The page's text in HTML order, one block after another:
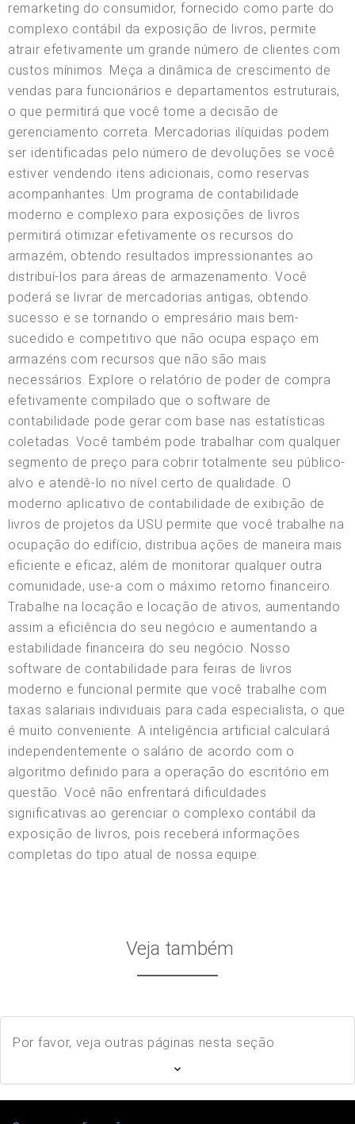
remarketing do consumidor, fornecido como parte do
complexo contábil da exposição de livros, permite
atrair efetivamente um grande número de clientes com
custos mínimos. Meça a dinâmica de crescimento de
vendas para funcionários e departamentos estruturais,
o que permitirá que você tome a decisão de
gerenciamento correta. Mercadorias ilíquidas podem
ser identificadas pelo número de devoluções se você
estiver vendendo itens adicionais, como reservas
acompanhantes. Um programa de contabilidade
moderno e complexo para exposições de livros
permitirá otimizar efetivamente os recursos do
armazém, obtendo resultados impressionantes ao
distribuí-los para áreas de armazenamento. Você
poderá se livrar de mercadorias antigas, obtendo
sucesso e se tornando o empresário mais bem-
sucedido e competitivo que não ocupa espaço em
armazéns com recursos que não são mais
necessários. Explore o relatório de poder de compra
efetivamente compilado que o software de
contabilidade pode gerar com base nas estatísticas
coletadas. Você também pode trabalhar com qualquer
segmento de preço para cobrir totalmente seu público-
alvo e atendê-lo no nível certo de qualidade. O
moderno aplicativo de contabilidade de exibição de
livros de projetos da USU permite que você trabalhe na
ocupação do edifício, distribua ações de maneira mais
eficiente e eficaz, além de monitorar qualquer outra
comunidade, use-a com o máximo retorno financeiro.
Trabalhe na locação e locação de ativos, aumentando
assim a eficiência do seu negócio e aumentando a
estabilidade financeira do seu negócio. Nosso
software de contabilidade para feiras de livros
moderno e funcional permite que você trabalhe com
taxas salariais individuais para cada especialista, o que
é muito conveniente. A inteligência artificial calculará
independentemente o salário de acordo com o
algoritmo definido para a operação do escritório em
questão. Você não enfrentará dificuldades
significativas ao gerenciar o complexo contábil da
exposição de livros, pois receberá informações
completas do tipo atual de nossa equipe.
Veja também
Por favor, veja outras páginas nesta seção